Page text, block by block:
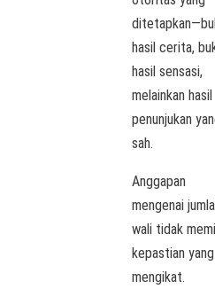
hasil cerita,
hasil sensasi,
melainkan hasil
penunjukan
sah.
Anggapan
mengenai
wali tidak
kepastian yang
mengikat.